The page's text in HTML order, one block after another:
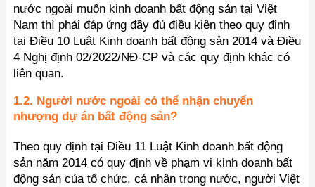
nước ngoài muốn kinh doanh bất động sản tại Việt
Nam thì phải đáp ứng đầy đủ điều kiện theo quy định
tại Điều 10 Luật Kinh doanh bất động sản 2014 và Điều
4 Nghị định 02/2022/NĐ-CP và các quy định khác có
liên quan.
1.2. Người nước ngoài có thể nhận chuyển
nhượng dự án bất động sản?
Theo quy định tại Điều 11 Luật Kinh doanh bất động
sản năm 2014 có quy định về phạm vi kinh doanh bất
động sản của tổ chức, cá nhân trong nước, người Việt